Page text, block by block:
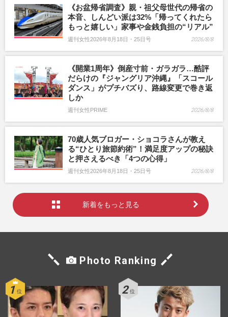
《お盆帰省調査》親・祖父母世代の帰省の
本音、しんどい派は32%「帰ってくれたら
もっと嬉しい」家事や金銭負担の“リアル”
週刊女性2026年8月18日・25日号 2026/8/8
《開業1周年》倒産寸前・ガラガラ…酷評
だらけの『ジャングリア沖縄』「スコール
ダンス」がプチバズり、路線変更で巻き返
しか
週刊女性PRIME 2026/8/8
70歳人気ブロガー・ショコラさんが教え
る“ひとり旅節約術”！満足度アップの秘訣
と押さえるべき「4つの心得」
週刊女性2026年8月18日・25日号 2026/8/8
新着をもっと見る
Photo Ranking